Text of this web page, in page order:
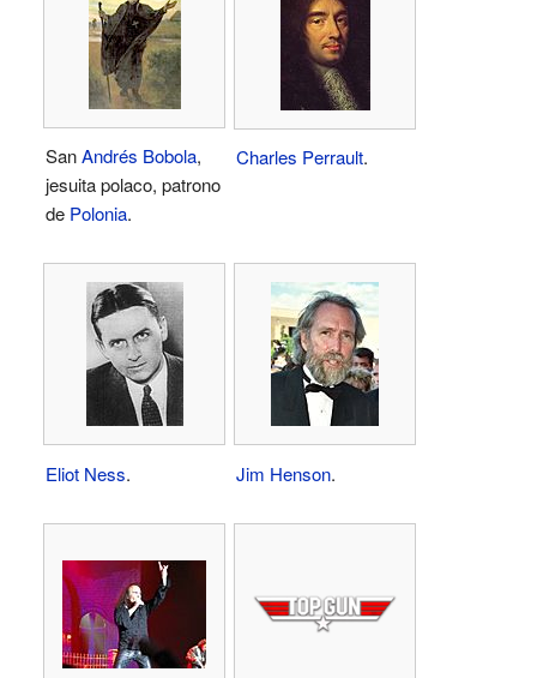
SanAndrés Bobola,
jesuita polaco, patrono
de Polonia.
Charles Perrault.
Eliot Ness. Jim Henson.